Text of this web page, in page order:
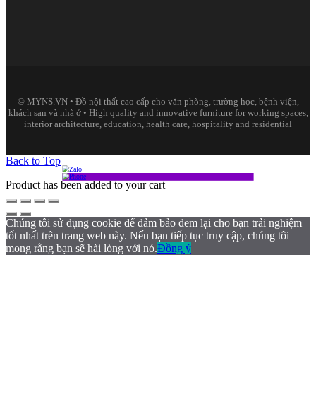
© MYNS.VN • Đồ nội thất cao cấp cho văn phòng, trường học, bệnh viện,
khách sạn và nhà ở • High quality and innovative furniture for working spaces,
interior architecture, education, health care, hospitality and residential
Back to Top
Product has been added to your cart
Chúng tôi sử dụng cookie để đảm bảo đem lại cho bạn trải nghiệm
tốt nhất trên trang web này. Nếu bạn tiếp tục truy cập, chúng tôi
mong rằng bạn sẽ hài lòng với nó.Đồng ý